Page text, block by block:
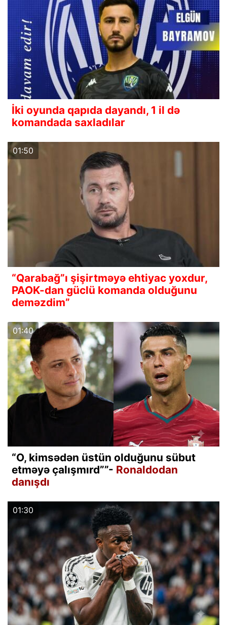
İki oyunda qapıda dayandı, 1 il də
komandada saxladılar
01:50
“Qarabağ”ı şişirtməyə ehtiyac yoxdur,
PAOK-dan güclü komanda olduğunu
deməzdim”
01:40
“O, kimsədən üstün olduğunu sübut
etməyə çalışmırd””- Ronaldodan
danışdı
01:30